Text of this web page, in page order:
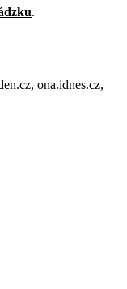
.
ona.idnes.cz,